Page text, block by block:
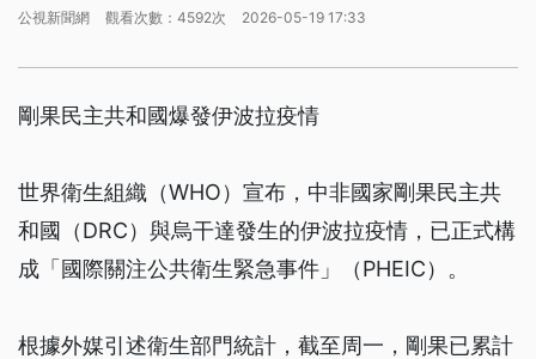
公視新聞網 觀看次數：4592次 2026-05-19 17:33
剛果民主共和國爆發伊波拉疫情
世界衛生組織（WHO）宣布，中非國家剛果民主共
和國（DRC）與烏干達發生的伊波拉疫情，已正式構
成「國際關注公共衛生緊急事件」（PHEIC）。
根據外媒引述衛生部門統計，截至周一，剛果已累計